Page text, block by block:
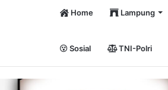
Home Lampung
Sosial TNI-Polri